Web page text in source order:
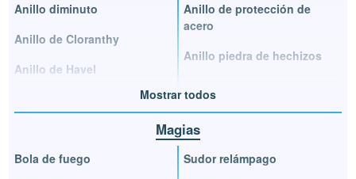
Anillo diminuto
Anillo de Cloranthy
Anillo de Havel
Anillo de protección de
acero
Anillo piedra de hechizos
Mostrar todos
Magias
Bola de fuego
Sudor relámpago